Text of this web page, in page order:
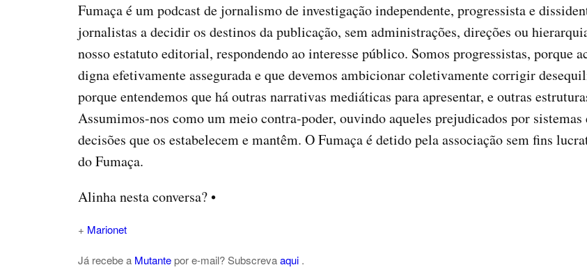
Fumaça é um podcast de jornalismo de investigação independente, progressista e
jornalistas a decidir os destinos da publicação, sem administrações, direções ou
nosso estatuto editorial, respondendo ao interesse público. Somos progressistas, porque
digna efetivamente assegurada e que devemos ambicionar coletivamente corrigir
porque entendemos que há outras narrativas mediáticas para apresentar, e outras
Assumimos-nos como um meio contra-poder, ouvindo aqueles prejudicados por sistemas
decisões que os estabelecem e mantêm. O Fumaça é detido pela associação sem fins
do Fumaça.
Alinha nesta conversa? •
+ Marionet
Já recebe a Mutantepor e-mail? Subscrevaaqui .